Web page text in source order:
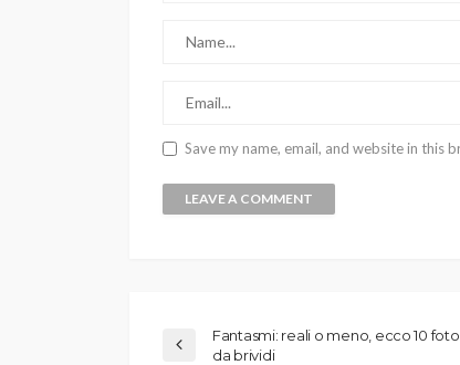
Save my name, email, and website in this
Fantasmi: reali o meno, ecco 10 foto
da brividi